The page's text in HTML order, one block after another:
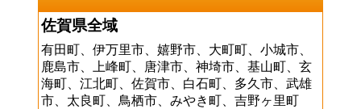
佐賀県全域
有田町、伊万里市、嬉野市、大町町、小城市、
鹿島市、上峰町、唐津市、神埼市、基山町、玄
海町、江北町、佐賀市、白石町、多久市、武雄
市、太良町、鳥栖市、みやき町、吉野ヶ里町